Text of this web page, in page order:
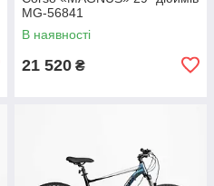
MG-56841
В наявності
21 520 ₴